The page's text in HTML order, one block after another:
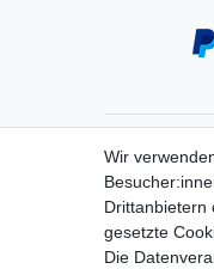
Zahlung
Versand
Kontakt
Messe-
Wir
Drittanbietern
gesetzte
Die